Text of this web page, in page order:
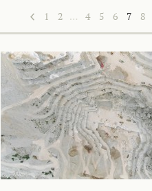
1 2 … 4 5 6 7 8